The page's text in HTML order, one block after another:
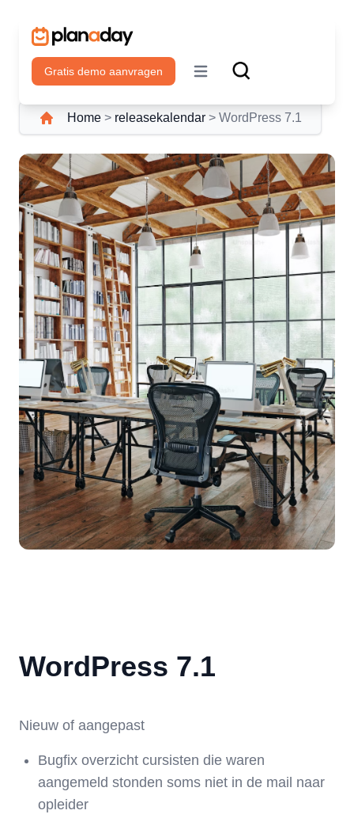
Gratis demo aanvragen
Open main menu
Home > releasekalendar > WordPress 7.1
WordPress 7.1
Nieuw of aangepast
Bugfix overzicht cursisten die waren
aangemeld stonden soms niet in de mail naar
opleider